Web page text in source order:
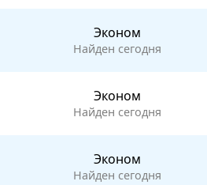
Эконом
Найден сегодня
Эконом
Найден сегодня
Эконом
Найден сегодня